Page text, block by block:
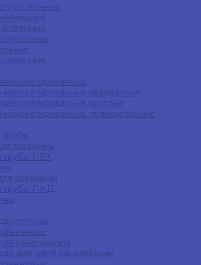
квадратные
круглые
прямоугольные
скважины
трубы ПВХ
скважины
трубы ПНД
канавы
канализации
ливневой канализации